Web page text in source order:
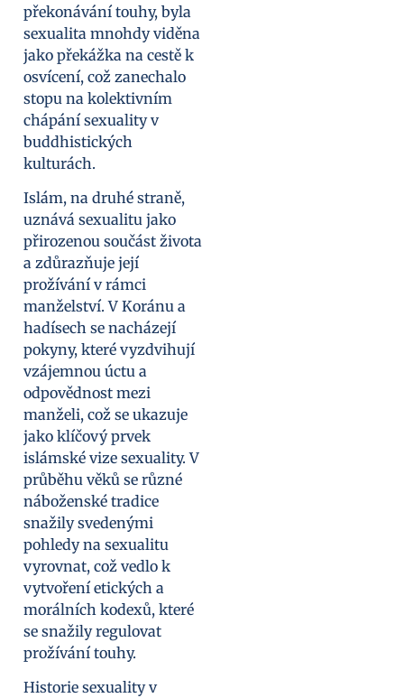
překonávání touhy, byla
sexualita mnohdy viděna
jako překážka na cestě k
osvícení, což zanechalo
stopu na kolektivním
chápání sexuality v
buddhistických
kulturách.
Islám, na druhé straně,
uznává sexualitu jako
přirozenou součást života
a zdůrazňuje její
prožívání v rámci
manželství. V Koránu a
hadísech se nacházejí
pokyny, které vyzdvihují
vzájemnou úctu a
odpovědnost mezi
manželi, což se ukazuje
jako klíčový prvek
islámské vize sexuality. V
průběhu věků se různé
náboženské tradice
snažily svedenými
pohledy na sexualitu
vyrovnat, což vedlo k
vytvoření etických a
morálních kodexů, které
se snažily regulovat
prožívání touhy.
Historie sexuality v